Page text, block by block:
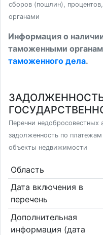
сборов (пошлин),
органами
Информация о
таможенными
таможенного дела.
Перечни
задолженность по
объекты недвижимости
Область
Дата включения в
перечень
Дополнительная
информация (дата